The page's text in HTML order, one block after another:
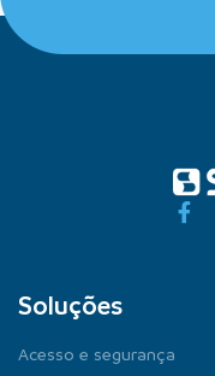
Soluções
Acesso e segurança